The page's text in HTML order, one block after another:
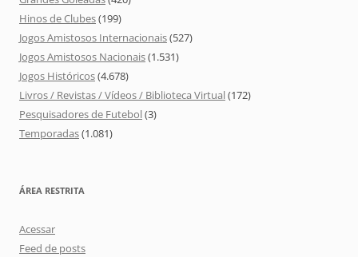
Hinos de Clubes(199)
Jogos Amistosos Internacionais(527)
Jogos Amistosos Nacionais(1.531)
Jogos Históricos(4.678)
Livros / Revistas / Vídeos / Biblioteca Virtual(172)
Pesquisadores de Futebol(3)
Temporadas(1.081)
ÁREA RESTRITA
Acessar
Feed de posts